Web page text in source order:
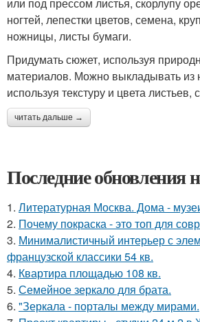
или под прессом листья, скорлупу
ногтей, лепестки цветов, семена,
ножницы, листы бумаги.
Придумать сюжет, используя
материалов. Можно выкладывать из
используя текстуру и цвета листьев,
читать дальше →
Последние обновления
1. Литературная Москва. Дома -
2. Почему покраска - это топ для
3. Минималистичный интерьер с
французской классики 54 кв.
4. Квартира площадью 108 кв.
5. Семейное зеркало для брата.
6. "Зеркала - порталы между мирами.